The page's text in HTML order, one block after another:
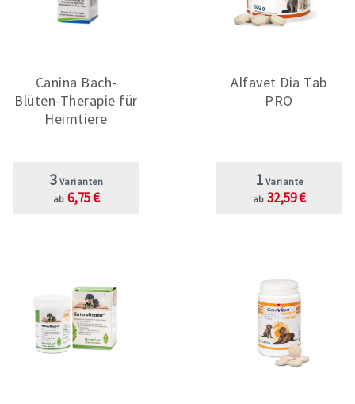
Canina Bach-
Blüten-Therapie für
Heimtiere
3 Varianten
ab 6,75 €
Alfavet Dia Tab
PRO
1 Variante
ab 32,59 €